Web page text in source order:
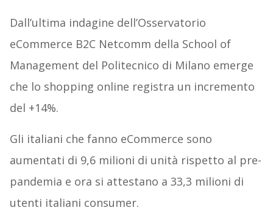
Dall’ultima indagine dell’Osservatorio
eCommerce B2C Netcomm della School of
Management del Politecnico di Milano emerge
che lo shopping online registra un incremento
del +14%.
Gli italiani che fanno eCommerce sono
aumentati di 9,6 milioni di unità rispetto al pre-
pandemia e ora si attestano a 33,3 milioni di
utenti italiani consumer.